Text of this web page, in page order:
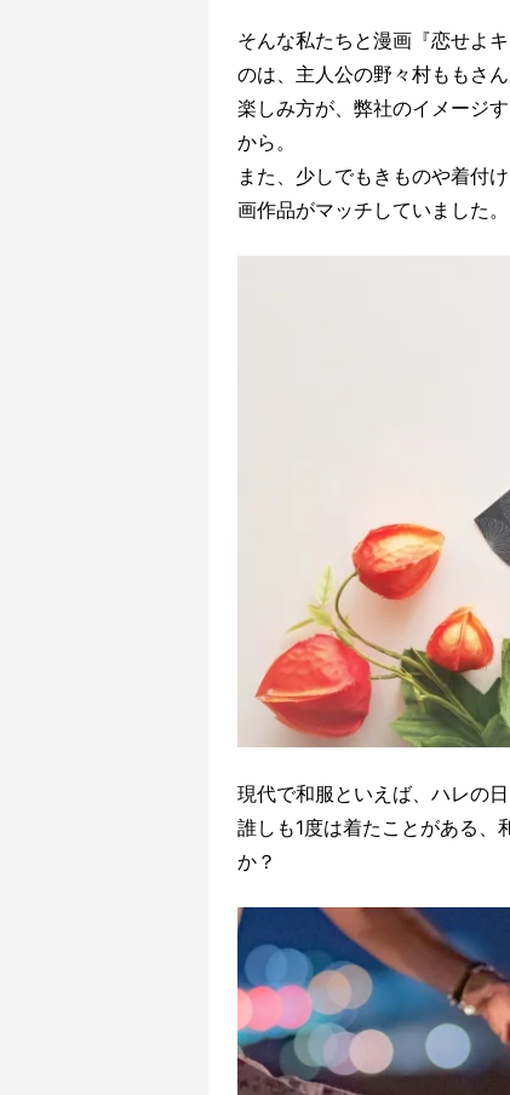
そんな私たちと漫画『恋せよ
のは、 主⼈公の野々村ももさ
楽しみ⽅が、弊社のイメージ
から。
また、少しでもきものや着付
画作品がマッチしていました。
現代で和服といえば、ハレの
誰しも1度は着たことがある、
か？